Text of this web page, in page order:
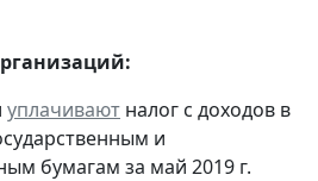
уплачивают налог с доходов в
и
бумагам за май 2019 г.